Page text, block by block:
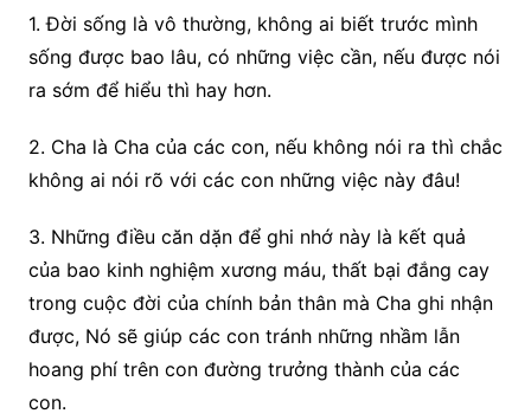
1. Đời sống là vô thường, không ai biết trước mình
sống được bao lâu, có những việc cần, nếu được nói
ra sớm để hiểu thì hay hơn.
2. Cha là Cha của các con, nếu không nói ra thì chắc
không ai nói rõ với các con những việc này đâu!
3. Những điều căn dặn để ghi nhớ này là kết quả
của bao kinh nghiệm xương máu, thất bại đắng cay
trong cuộc đời của chính bản thân mà Cha ghi nhận
được, Nó sẽ giúp các con tránh những nhầm lẫn
hoang phí trên con đường trưởng thành của các
con.